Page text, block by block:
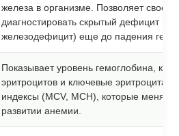
железа в организме. Позволяет
диагностировать скрытый дефицит
железодефицит) еще до падения
Показывает уровень гемоглобина,
эритроцитов и ключевые
индексы (MCV, MCH), которые
развитии анемии.